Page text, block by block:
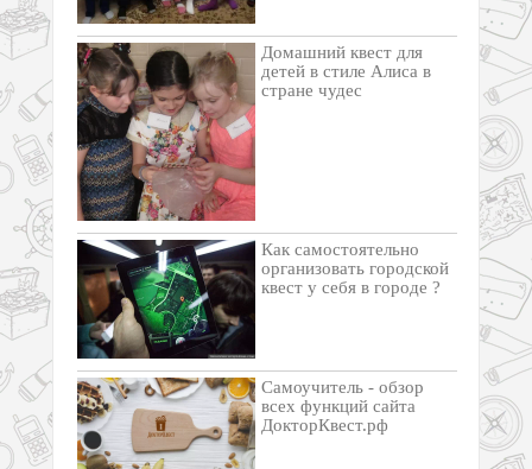
Домашний квест для
детей в стиле Алиса в
стране чудес
Как самостоятельно
организовать городской
квест у себя в городе ?
Самоучитель - обзор
всех функций сайта
ДокторКвест.рф